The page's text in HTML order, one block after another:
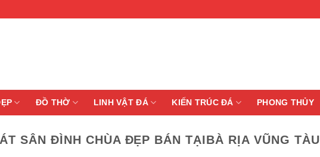
ĐỒ THỜ LINH VẬT ĐÁ KIẾN TRÚC ĐÁ PHONG THỦY
SÂN ĐÌNH CHÙA ĐẸP BÁN TẠIBÀ RỊA VŨNG TÀU